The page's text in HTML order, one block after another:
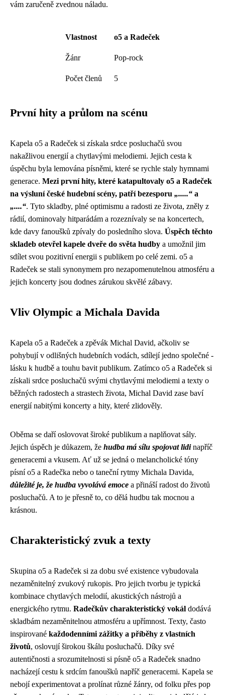
vám zaručeně zvednou náladu.
Vlastnost o5 a Radeček
Žánr Pop-rock
Počet členů 5
První hity a průlom na scénu
Kapela o5 a Radeček si získala srdce posluchačů svou
nakažlivou energií a chytlavými melodiemi. Jejich cesta k
úspěchu byla lemována písněmi, které se rychle staly hymnami
generace. Mezi první hity, které katapultovaly o5 a Radeček
na výsluní české hudební scény, patří bezesporu „.....“ a
„....“. Tyto skladby, plné optimismu a radosti ze života, zněly z
rádií, dominovaly hitparádám a rozeznívaly se na koncertech,
kde davy fanoušků zpívaly do posledního slova. Úspěch těchto
skladeb otevřel kapele dveře do světa hudby a umožnil jim
sdílet svou pozitivní energii s publikem po celé zemi. o5 a
Radeček se stali synonymem pro nezapomenutelnou atmosféru a
jejich koncerty jsou dodnes zárukou skvělé zábavy.
Vliv Olympic a Michala Davida
Kapela o5 a Radeček a zpěvák Michal David, ačkoliv se
pohybují v odlišných hudebních vodách, sdílejí jedno společné -
lásku k hudbě a touhu bavit publikum. Zatímco o5 a Radeček si
získali srdce posluchačů svými chytlavými melodiemi a texty o
běžných radostech a strastech života, Michal David zase baví
energií nabitými koncerty a hity, které zlidověly.
Oběma se daří oslovovat široké publikum a naplňovat sály.
Jejich úspěch je důkazem, že hudba má sílu spojovat lidinapříč
generacemi a vkusem. Ať už se jedná o melancholické tóny
písní o5 a Radečka nebo o taneční rytmy Michala Davida,
důležité je, že hudba vyvolává emoce a přináší radost do životů
posluchačů. A to je přesně to, co dělá hudbu tak mocnou a
krásnou.
Charakteristický zvuk a texty
Skupina o5 a Radeček si za dobu své existence vybudovala
nezaměnitelný zvukový rukopis. Pro jejich tvorbu je typická
kombinace chytlavých melodií, akustických nástrojů a
energického rytmu. Radečkův charakteristický vokál dodává
skladbám nezaměnitelnou atmosféru a upřímnost. Texty, často
inspirované každodenními zážitky a příběhy z vlastních
životů, oslovují širokou škálu posluchačů. Díky své
autentičnosti a srozumitelnosti si písně o5 a Radeček snadno
nacházejí cestu k srdcím fanoušků napříč generacemi. Kapela se
nebojí experimentovat a prolínat různé žánry, od folku přes pop